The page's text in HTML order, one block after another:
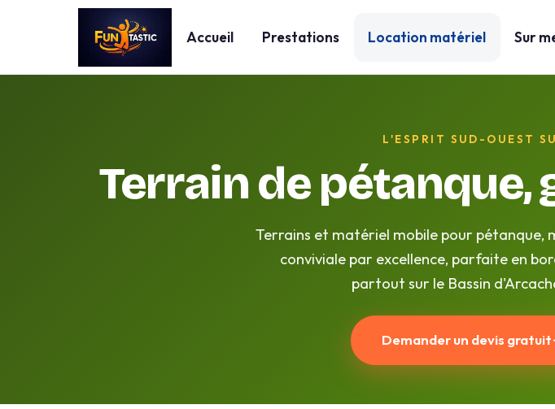
Accueil Prestations Location matériel Sur
L'ESPRIT SUD-OUEST
Terrain de
Terrains et matériel mobile pour pétanque,
conviviale par excellence, parfaite en
partout sur le Bassin
Demander un devis gratuit